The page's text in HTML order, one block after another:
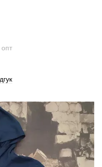
опт